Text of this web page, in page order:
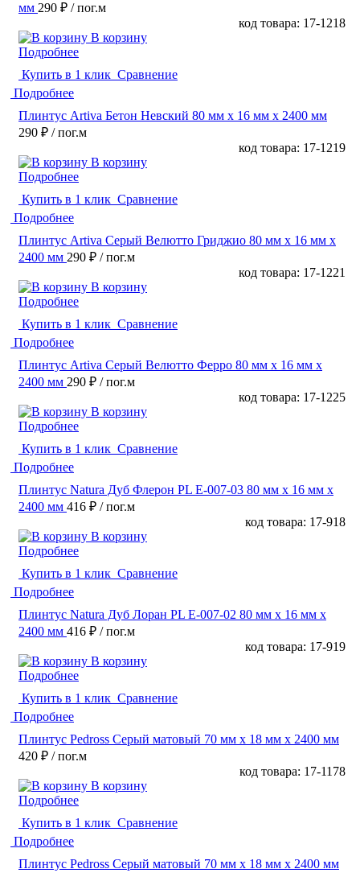
мм 290 ₽ / пог.м
код товара: 17-1218
В корзину
Подробнее
Купить в 1 клик Сравнение
Подробнее
Плинтус Artiva Бетон Невский 80 мм х 16 мм х 2400 мм
290 ₽ / пог.м
код товара: 17-1219
В корзину
Подробнее
Купить в 1 клик Сравнение
Подробнее
Плинтус Artiva Серый Велютто Гриджио 80 мм х 16 мм х
2400 мм 290 ₽ / пог.м
код товара: 17-1221
В корзину
Подробнее
Купить в 1 клик Сравнение
Подробнее
Плинтус Artiva Серый Велютто Ферро 80 мм х 16 мм х
2400 мм 290 ₽ / пог.м
код товара: 17-1225
В корзину
Подробнее
Купить в 1 клик Сравнение
Подробнее
Плинтус Natura Дуб Флерон PL E-007-03 80 мм х 16 мм х
2400 мм 416 ₽ / пог.м
код товара: 17-918
В корзину
Подробнее
Купить в 1 клик Сравнение
Подробнее
Плинтус Natura Дуб Лоран PL E-007-02 80 мм х 16 мм х
2400 мм 416 ₽ / пог.м
код товара: 17-919
В корзину
Подробнее
Купить в 1 клик Сравнение
Подробнее
Плинтус Pedross Серый матовый 70 мм х 18 мм х 2400 мм
420 ₽ / пог.м
код товара: 17-1178
В корзину
Подробнее
Купить в 1 клик Сравнение
Подробнее
Плинтус Pedross Серый матовый 70 мм х 18 мм х 2400 мм